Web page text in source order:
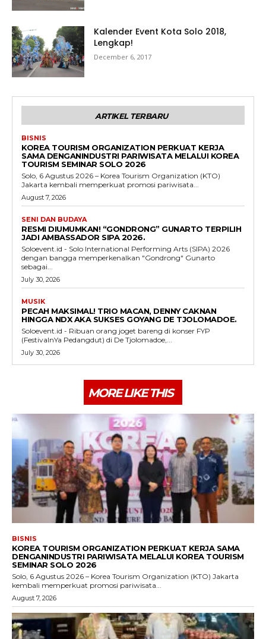
Kalender Event Kota Solo 2018,
Lengkap!
December 6, 2017
ARTIKEL TERBARU
BISNIS
KOREA TOURISM ORGANIZATION PERKUAT KERJA
SAMA DENGANINDUSTRI PARIWISATA MELALUI KOREA
TOURISM SEMINAR SOLO 2026
Solo, 6 Agustus 2026 – Korea Tourism Organization (KTO)
Jakarta kembali memperkuat promosi pariwisata...
August 7, 2026
SENI DAN BUDAYA
RESMI DIUMUMKAN! “GONDRONG” GUNARTO TERPILIH
JADI AMBASSADOR SIPA 2026.
Soloevent.id - Solo International Performing Arts (SIPA) 2026
dengan bangga memperkenalkan "Gondrong" Gunarto
sebagai...
July 30, 2026
MUSIK
PECAH MAKSIMAL! TRIO MACAN, DENNY CAKNAN
HINGGA NDX AKA SUKSES GOYANG DE TJOLOMADOE.
Soloevent.id - Ribuan orang joget bareng di konser FYP
(FestivalnYa Pedangdut) di De Tjolomadoe,...
July 30, 2026
MORE LIKE THIS
BISNIS
KOREA TOURISM ORGANIZATION PERKUAT KERJA SAMA
DENGANINDUSTRI PARIWISATA MELALUI KOREA TOURISM
SEMINAR SOLO 2026
Solo, 6 Agustus 2026 – Korea Tourism Organization (KTO) Jakarta
kembali memperkuat promosi pariwisata...
August 7, 2026